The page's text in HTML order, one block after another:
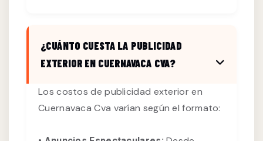
¿CUÁNTO CUESTA LA PUBLICIDAD
EXTERIOR EN CUERNAVACA CVA?
Los costos de publicidad exterior en
Cuernavaca Cva varían según el formato: